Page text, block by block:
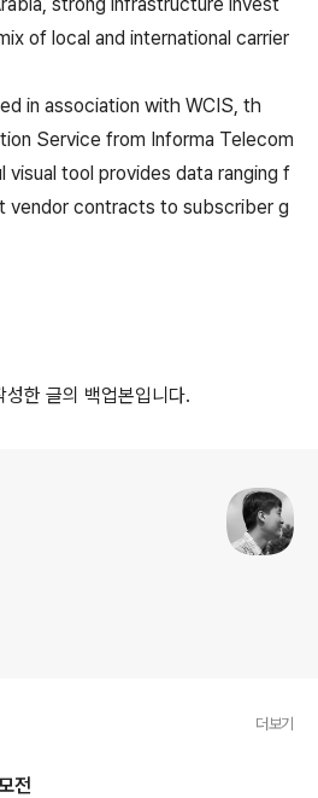
of local and international carrier
in association with WCIS, th
Service from Informa Telecom
tool provides data ranging f
vendor contracts to subscriber g
한 글의 백업본입니다.
더보기
전